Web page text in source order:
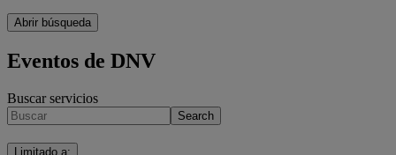
Abrir búsqueda
Eventos de DNV
Buscar servicios
Search
Limitado a: